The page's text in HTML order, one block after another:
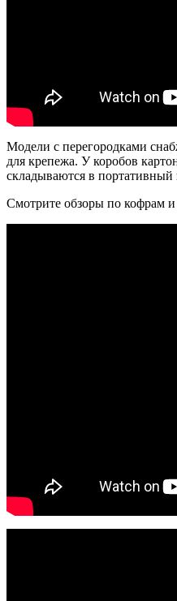
Модели с перегородками
для крепежа. У коробов
складываются в портативный
Смотрите обзоры по кофрам и